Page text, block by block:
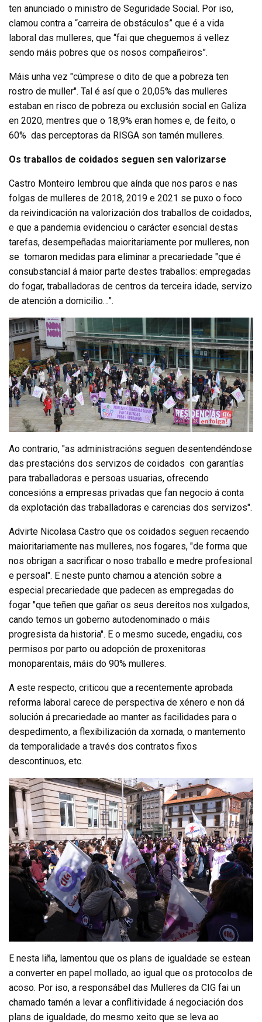
ten anunciado o ministro de Seguridade Social. Por iso,
clamou contra a “carreira de obstáculos” que é a vida
laboral das mulleres, que “fai que cheguemos á vellez
sendo máis pobres que os nosos compañeiros”.
Máis unha vez "cúmprese o dito de que a pobreza ten
rostro de muller". Tal é así que o 20,05% das mulleres
estaban en risco de pobreza ou exclusión social en Galiza
en 2020, mentres que o 18,9% eran homes e, de feito, o
60% das perceptoras da RISGA son tamén mulleres.
Os traballos de coidados seguen sen valorizarse
Castro Monteiro lembrou que aínda que nos paros e nas
folgas de mulleres de 2018, 2019 e 2021 se puxo o foco
da reivindicación na valorización dos traballos de coidados,
e que a pandemia evidenciou o carácter esencial destas
tarefas, desempeñadas maioritariamente por mulleres, non
se tomaron medidas para eliminar a precariedade "que é
consubstancial á maior parte destes traballos: empregadas
do fogar, traballadoras de centros da terceira idade, servizo
de atención a domicilio…”.
Ao contrario, "as administracións seguen desentendéndose
das prestacións dos servizos de coidados con garantías
para traballadoras e persoas usuarias, ofrecendo
concesións a empresas privadas que fan negocio á conta
da explotación das traballadoras e carencias dos servizos".
Advirte Nicolasa Castro que os coidados seguen recaendo
maioritariamente nas mulleres, nos fogares, "de forma que
nos obrigan a sacrificar o noso traballo e medre profesional
e persoal". E neste punto chamou a atención sobre a
especial precariedade que padecen as empregadas do
fogar "que teñen que gañar os seus dereitos nos xulgados,
cando temos un goberno autodenominado o máis
progresista da historia". E o mesmo sucede, engadiu, cos
permisos por parto ou adopción de proxenitoras
monoparentais, máis do 90% mulleres.
A este respecto, criticou que a recentemente aprobada
reforma laboral carece de perspectiva de xénero e non dá
solución á precariedade ao manter as facilidades para o
despedimento, a flexibilización da xornada, o mantemento
da temporalidade a través dos contratos fixos
descontinuos, etc.
E nesta liña, lamentou que os plans de igualdade se estean
a converter en papel mollado, ao igual que os protocolos de
acoso. Por iso, a responsábel das Mulleres da CIG fai un
chamado tamén a levar a conflitividade á negociación dos
plans de igualdade, do mesmo xeito que se leva ao